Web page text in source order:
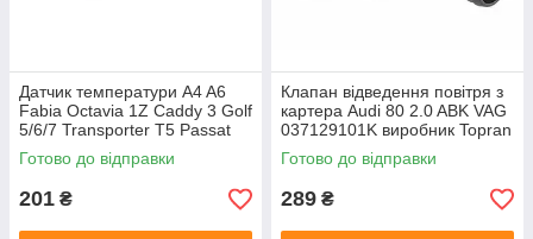
Датчик температури A4 A6
Fabia Octavia 1Z Caddy 3 Golf
5/6/7 Transporter T5 Passat
B6 (колір сірий)
Готово до відправки
201 ₴
Клапан відведення повітря з
картера Audi 80 2.0 ABK VAG
037129101K виробник Topran
Німеччина
Готово до відправки
289 ₴